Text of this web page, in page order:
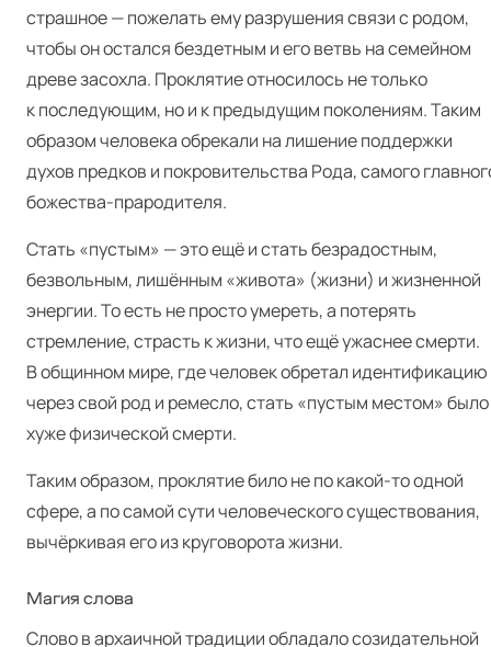
страшное — пожелать ему разрушения связи с родом,
чтобы он остался бездетным и его ветвь на семейном
древе засохла. Проклятие относилось не только
к последующим, но и к предыдущим поколениям. Таким
образом человека обрекали на лишение поддержки
духов предков и покровительства Рода, самого
божества-прародителя.
Стать «пустым» — это ещё и стать безрадостным,
безвольным, лишённым «живота» (жизни) и жизненной
энергии. То есть не просто умереть, а потерять
стремление, страсть к жизни, что ещё ужаснее смерти.
В общинном мире, где человек обретал идентификацию
через свой род и ремесло, стать «пустым местом» было
хуже физической смерти.
Таким образом, проклятие било не по какой-то одной
сфере, а по самой сути человеческого существования,
вычёркивая его из круговорота жизни.
Магия слова
Слово в архаичной традиции обладало созидательной